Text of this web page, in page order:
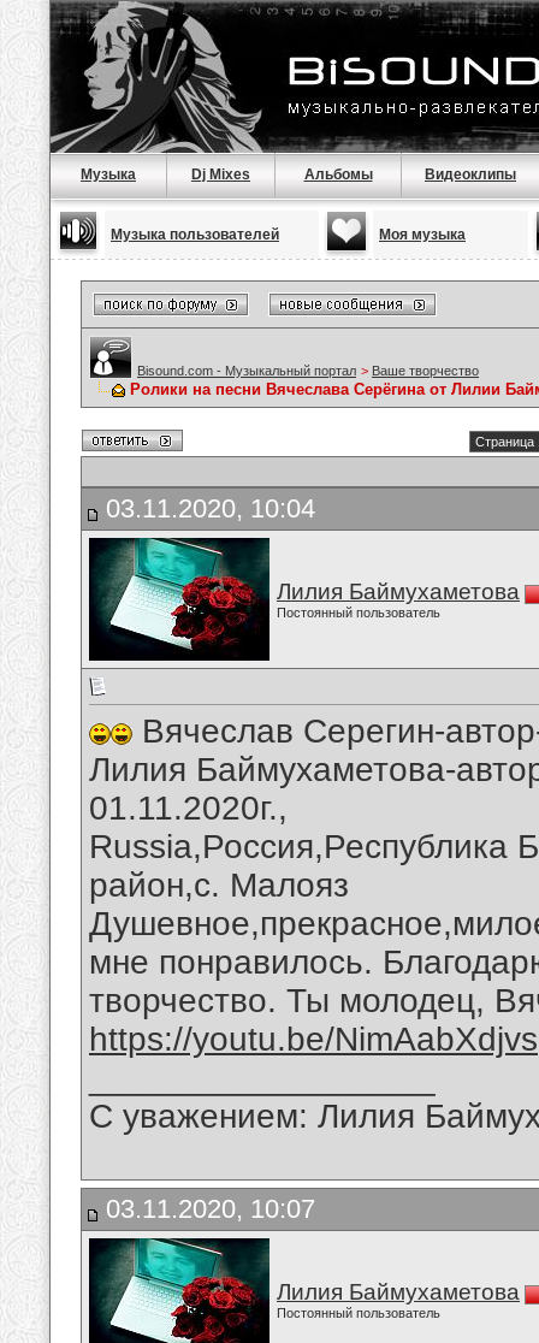
Музыка Dj Mixes Альбомы Видеоклипы
Музыка пользователей Моя музыка
Bisound.com - Музыкальный портал > Ваше творчество
Ролики на песни Вячеслава Серёгина от Лилии
Страница
03.11.2020, 10:04
Лилия Баймухаметова
Постоянный пользователь
Вячеслав Серегин-
Лилия Баймухаметова-
01.11.2020г.,
Russia,Россия,Республика
район,с. Малояз
мне понравилось.
творчество. Ты молодец,
https://youtu.be/NimAabXdjvs
С уважением: Лилия
03.11.2020, 10:07
Лилия Баймухаметова
Постоянный пользователь